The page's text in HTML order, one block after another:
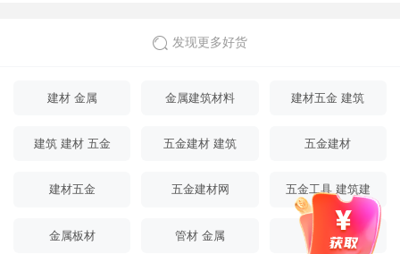
发现更多好货
建材 金属 金属建筑材料 建材五金 建筑
建筑 建材 五金 五金建材 建筑 五金建材
建材五金 五金建材网 五金工具 建筑建
金属板材
管材 金属 金属棒材